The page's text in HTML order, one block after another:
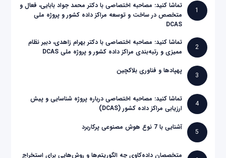
1
تماشا کنید: مصاحبه اختصاصی با دکتر محمد جواد بابایی، فعال و
متخصص در ساخت و توسعه مراکز داده کشور و پروژه ملی
DCAS
2
تماشا کنید: مصاحبه اختصاصی با دکتر بهرام زاهدی، دبیر نظام
ممیزی و رتبه‌بندی مراکز داده کشور و پروژه ملی DCAS
3
پهپادها و فناوری بلاکچین
4
تماشا کنید: مصاحبه اختصاصی درباره پروژه شناسایی و پیش
ارزیابی مراکز داده کشور (DCAS)
5
آشنایی با 7 نوع هوش مصنوعی پرکاربرد
متخصصان داده‌کاوی چه الگوریتم‌ها و روش‌هایی برای استخراج